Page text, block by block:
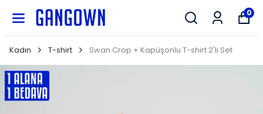
0
Kadın T-shirt Swan Crop + Kapüşonlu T-shirt 2'li Set